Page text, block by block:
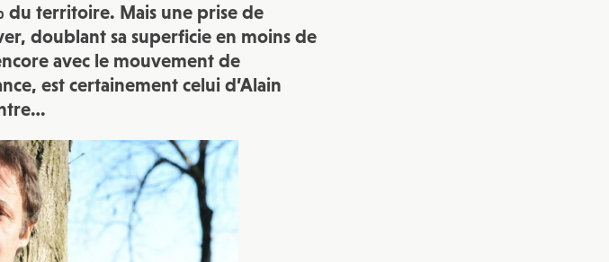
du territoire. Mais une prise de
doublant sa superficie en moins de
avec le mouvement de
est certainement celui d’Alain